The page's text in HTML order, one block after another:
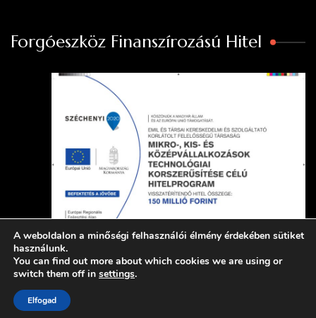
Forgóeszköz Finanszírozású Hitel
Minden jog fenntartva Emil és Társai Kft.
Fejlesztette
A weboldalon a minőségi felhasználói élmény érdekében sütiket
használunk.
You can find out more about which cookies we are using or
switch them off in settings.
Elfogad